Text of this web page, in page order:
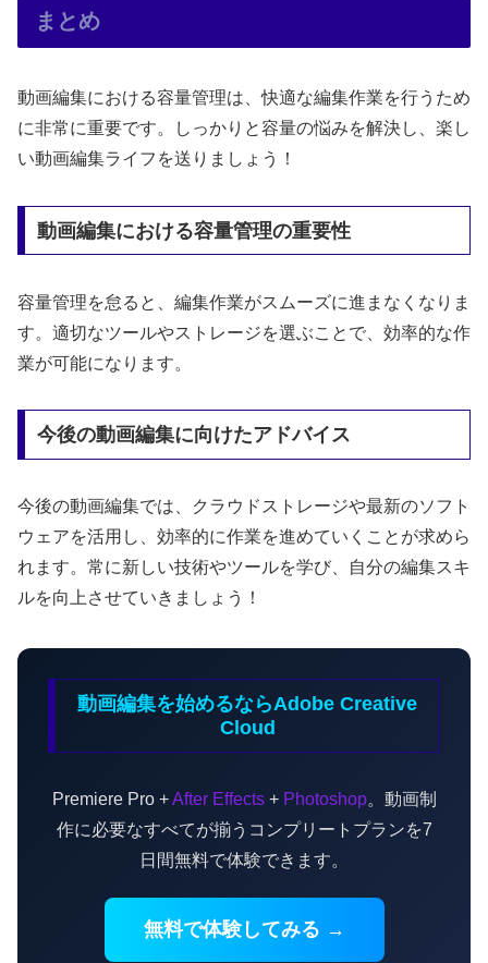
まとめ
動画編集における容量管理は、快適な編集作業を行うため
に非常に重要です。しっかりと容量の悩みを解決し、楽し
い動画編集ライフを送りましょう！
動画編集における容量管理の重要性
容量管理を怠ると、編集作業がスムーズに進まなくなりま
す。適切なツールやストレージを選ぶことで、効率的な作
業が可能になります。
今後の動画編集に向けたアドバイス
今後の動画編集では、クラウドストレージや最新のソフト
ウェアを活用し、効率的に作業を進めていくことが求めら
れます。常に新しい技術やツールを学び、自分の編集スキ
ルを向上させていきましょう！
動画編集を始めるならAdobe Creative
Cloud
Premiere Pro +After Effects+ Photoshop。動画制
作に必要なすべてが揃うコンプリートプランを7
日間無料で体験できます。
無料で体験してみる →